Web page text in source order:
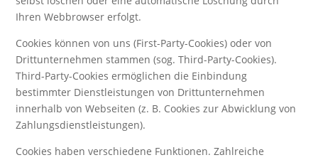
Ihren Webbrowser erfolgt.
Cookies können von uns (First-Party-Cookies) oder von
Drittunternehmen stammen (sog. Third-Party-Cookies).
Third-Party-Cookies ermöglichen die Einbindung
bestimmter Dienstleistungen von Drittunternehmen
innerhalb von Webseiten (z. B. Cookies zur Abwicklung von
Zahlungsdienstleistungen).
Cookies haben verschiedene Funktionen. Zahlreiche